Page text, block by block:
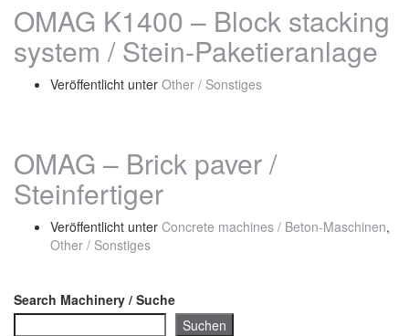
OMAG K1400 – Block stacking
system / Stein-Paketieranlage
Veröffentlicht unter Other / Sonstiges
OMAG – Brick paver /
Steinfertiger
Veröffentlicht unter Concrete machines / Beton-Maschinen,
Other / Sonstiges
Search Machinery / Suche
Suchen